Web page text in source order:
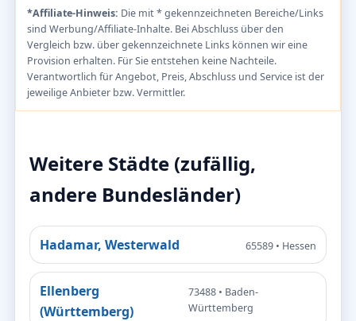
*Affiliate-Hinweis: Die mit * gekennzeichneten Bereiche/Links
sind Werbung/Affiliate-Inhalte. Bei Abschluss über den
Vergleich bzw. über gekennzeichnete Links können wir eine
Provision erhalten. Für Sie entstehen keine Nachteile.
Verantwortlich für Angebot, Preis, Abschluss und Service ist der
jeweilige Anbieter bzw. Vermittler.
Weitere Städte (zufällig,
andere Bundesländer)
Hadamar, Westerwald 65589 • Hessen
Ellenberg
(Württemberg)
73488 • Baden-
Württemberg